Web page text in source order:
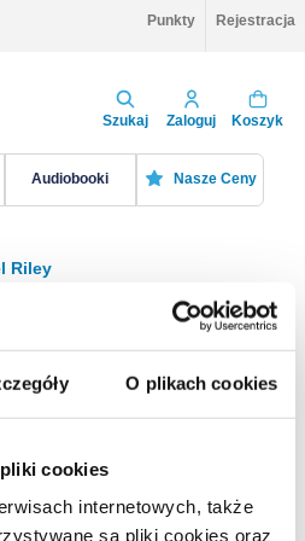
O plikach cookies
cookies
internetowych, także
są pliki cookies oraz
Punkty Rejestracja
Szukaj Zaloguj Koszyk
Audiobooki Nasze Ceny
Riley
Sortuj
Na stronie